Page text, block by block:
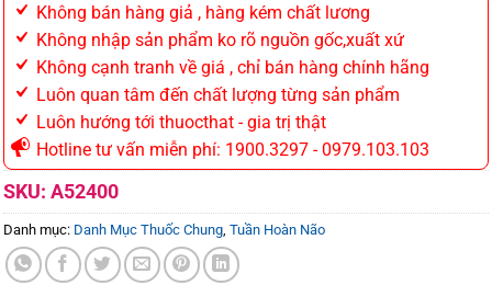
Không bán hàng giả , hàng kém chất lương
Không nhập sản phẩm ko rõ nguồn gốc,xuất xứ
Không cạnh tranh về giá , chỉ bán hàng chính hãng
Luôn quan tâm đến chất lượng từng sản phẩm
Luôn hướng tới thuocthat - gia trị thật
Hotline tư vấn miễn phí: 1900.3297 - 0979.103.103
SKU: A52400
Danh mục: Danh Mục Thuốc Chung Tuần Hoàn Não